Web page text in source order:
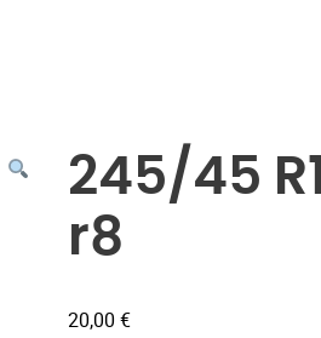
245/45
r8
20,00 €